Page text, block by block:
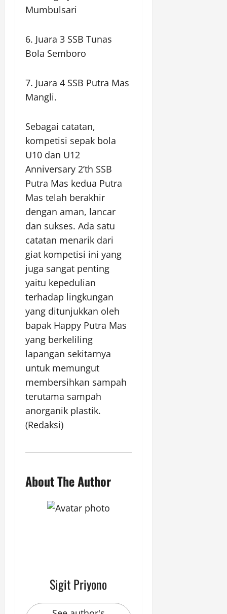
Mumbulsari
6. Juara 3 SSB Tunas
Bola Semboro
7. Juara 4 SSB Putra Mas
Mangli.
Sebagai catatan,
kompetisi sepak bola
U10 dan U12
Anniversary 2’th SSB
Putra Mas kedua Putra
Mas telah berakhir
dengan aman, lancar
dan sukses. Ada satu
catatan menarik dari
giat kompetisi ini yang
juga sangat penting
yaitu kepedulian
terhadap lingkungan
yang ditunjukkan oleh
bapak Happy Putra Mas
yang berkeliling
lapangan sekitarnya
untuk memungut
membersihkan sampah
terutama sampah
anorganik plastik.
(Redaksi)
About The Author
Sigit Priyono